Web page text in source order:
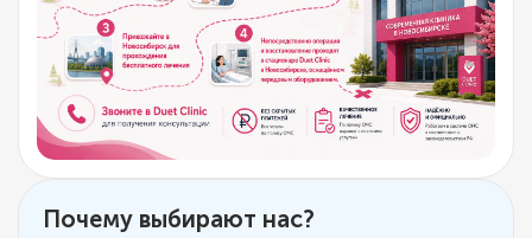
Почему выбирают нас?